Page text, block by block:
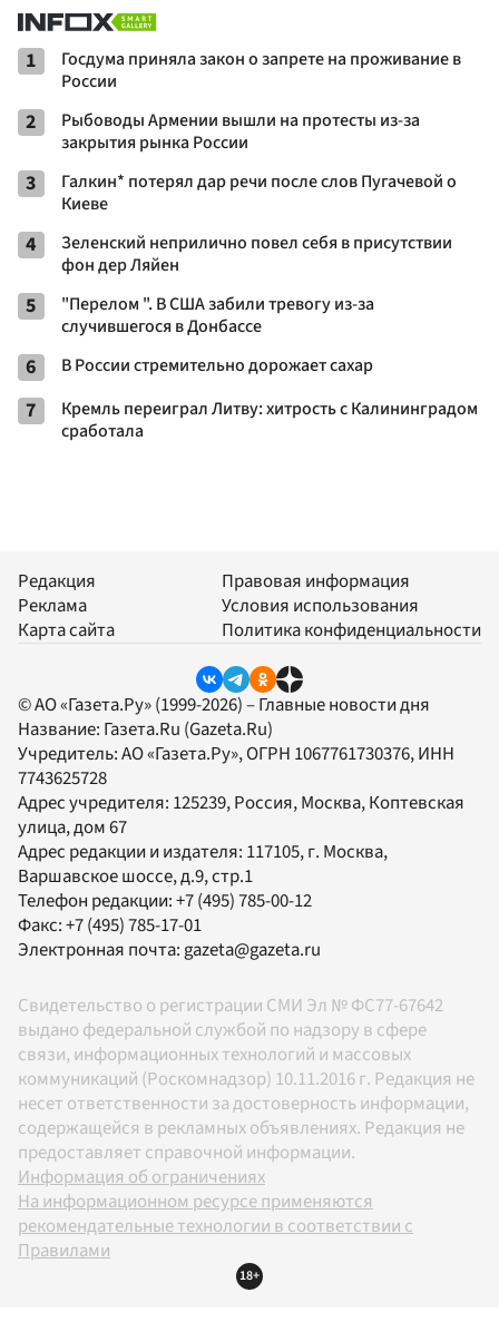
1
Госдума приняла закон о запрете на проживание в
России
2
Рыбоводы Армении вышли на протесты из-за
закрытия рынка России
3
Галкин* потерял дар речи после слов Пугачевой о
Киеве
4
Зеленский неприлично повел cебя в присутствии
фон дер Ляйен
5
"Перелом ". В США забили тревогу из-за
случившегося в Донбассе
6 В России стремительно дорожает сахар
7
Кремль переиграл Литву: хитрость с Калининградом
сработала
Редакция
Реклама
Карта сайта
Правовая информация
Условия использования
Политика конфиденциальности
© АО «Газета.Ру» (1999-2026) – Главные новости дня
Название: Газета.Ru (Gazeta.Ru)
Учредитель:АО «Газета.Ру», ОГРН 1067761730376, ИНН
7743625728
Адрес учредителя: 125239, Россия, Москва, Коптевская
улица, дом 67
Адрес редакции и издателя: 117105, г. Москва,
Варшавское шоссе, д.9, стр.1
Телефон редакции:+7 (495) 785-00-12
Факс:+7 (495) 785-17-01
Электронная почта: gazeta@gazeta.ru
Свидетельство о регистрации СМИ Эл № ФС77-67642
выдано федеральной службой по надзору в сфере
связи, информационных технологий и массовых
коммуникаций (Роскомнадзор) 10.11.2016 г. Редакция не
несет ответственности за достоверность информации,
содержащейся в рекламных объявлениях. Редакция не
предоставляет справочной информации.
Информация об ограничениях
На информационном ресурсе применяются
рекомендательные технологии в соответствии с
Правилами
18+